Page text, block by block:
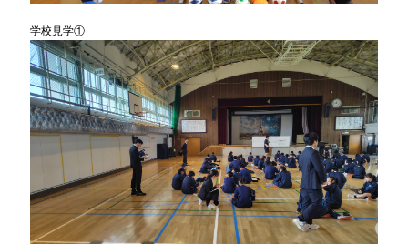
学校見学①